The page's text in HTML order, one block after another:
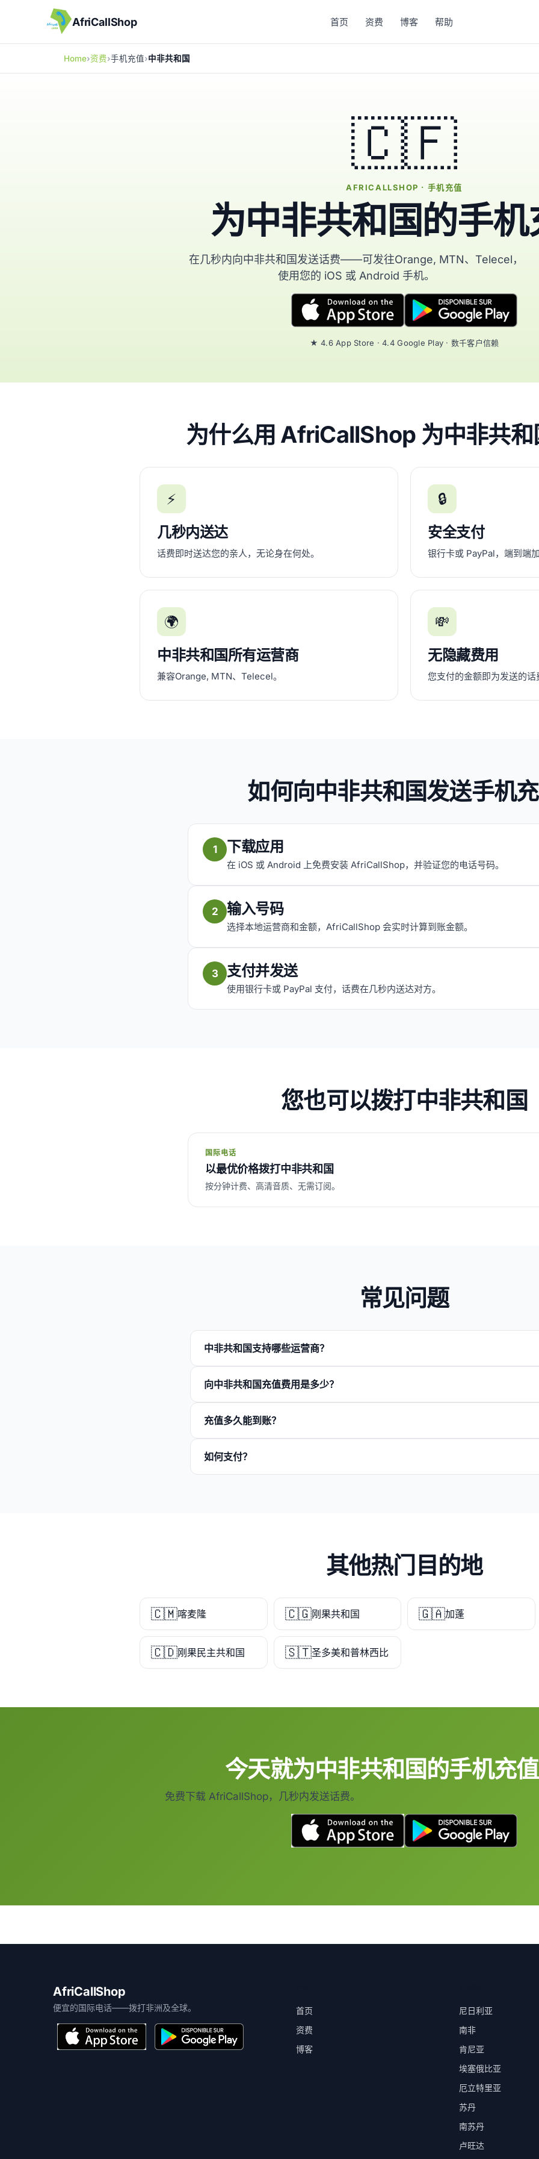
AfriCallShop 首页 资费 博客 帮助
Home 资费 手机充值 中非共和国
🇨🇫
AFRICALLSHOP · 手机充值
为中非共和国的手机
在几秒内向中非共和国发送话费——可发往Orange, MTN、Telecel，
使用您的 iOS 或 Android 手机。
★ 4.6 App Store · 4.4 Google Play · 数千客户信赖
为什么用 AfriCallShop 为中非共和
⚡
几秒内送达
话费即时送达您的亲人，无论身在何处。
🔒
安全支付
银行卡或 PayPal，端到端
🌍
中非共和国所有运营商
兼容Orange, MTN、Telecel。
💸
无隐藏费用
您支付的金额即为发送的
如何向中非共和国发送手机
1 下载应用
在 iOS 或 Android 上免费安装 AfriCallShop，并验证您的电话号码。
2 输入号码
选择本地运营商和金额，AfriCallShop 会实时计算到账金额。
3 支付并发送
使用银行卡或 PayPal 支付，话费在几秒内送达对方。
您也可以拨打中非共和国
国际电话
以最优价格拨打中非共和国
按分钟计费、高清音质、无需订阅。
常见问题
中非共和国支持哪些运营商？
向中非共和国充值费用是多少？
充值多久能到账？
如何支付？
其他热门目的地
🇨🇲喀麦隆 🇨🇬刚果共和国 🇬🇦加蓬
🇨🇩刚果民主共和国 🇸🇹圣多美和普林西比
今天就为中非共和国的手机充
免费下载 AfriCallShop，几秒内发送话费。
AfriCallShop
便宜的国际电话——拨打非洲及全球。
首页
资费
博客
尼日利亚
南非
肯尼亚
埃塞俄比亚
厄立特里亚
苏丹
南苏丹
卢旺达